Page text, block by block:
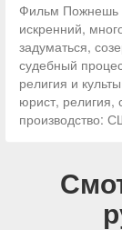
Фильм Пожнешь
искренний,
задуматься,
судебный
религия и
юрист, религия,
производство: